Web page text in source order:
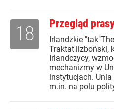
Przegląd
Irlandzkie
Traktat lizboński,
Irlandczycy,
mechanizmy w
instytucjach. Unia
m.in. na polu
18